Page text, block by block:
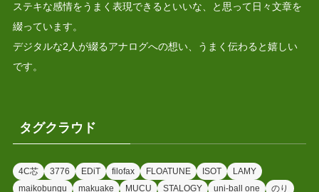
ステキな感情をうまく表現できるといいな、と思って日々文章を
綴っています。
デジタルな2人が綴るアナログへの想い、うまく伝わると嬉しい
です。
タグクラウド
4C芯 3776 EDiT filofax FLOATUNE ISOT
LAMY
maikobungu
makuake MUCU STALOGY uni-ball one のり